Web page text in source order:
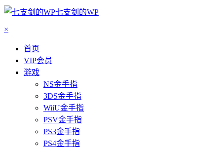
七支剑的WP
×
首页
VIP会员
游戏
NS金手指
3DS金手指
WiiU金手指
PSV金手指
PS3金手指
PS4金手指